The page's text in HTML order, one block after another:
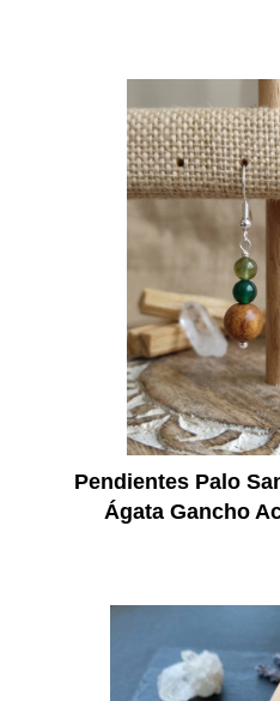
Pendientes Palo
Ágata Gancho